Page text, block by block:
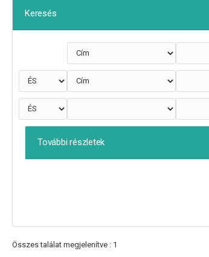
Keresés
További részletek
Összes találat megjelenítve : 1